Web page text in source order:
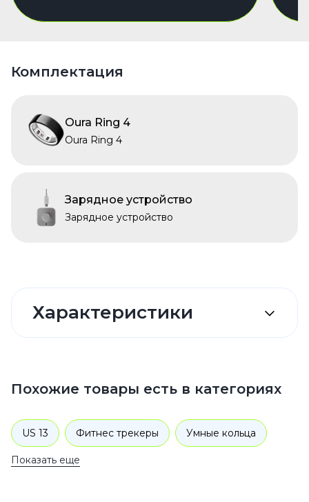
Комплектация
Oura Ring 4
Oura Ring 4
Зарядное устройство
Зарядное устройство
Характеристики
Похожие товары есть в категориях
US 13 Фитнес трекеры Умные кольца
Oura Ring
Показать еще